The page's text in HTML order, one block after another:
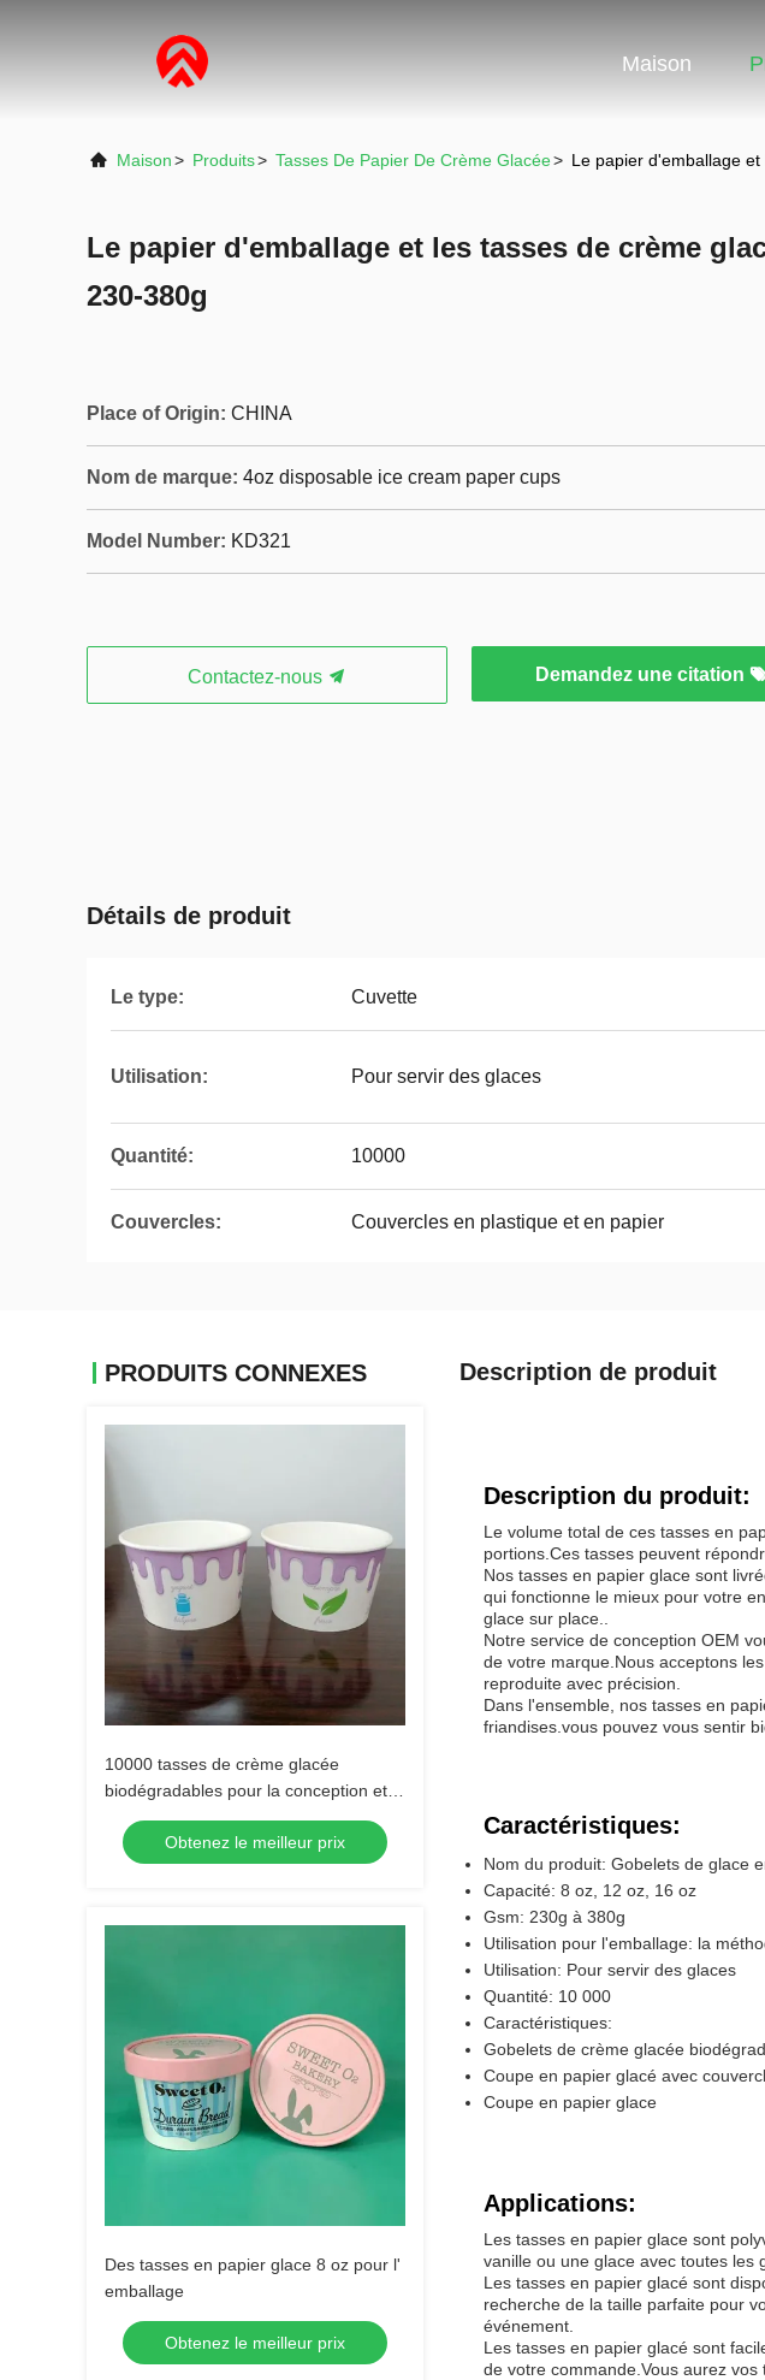
Maison
Maison> Produits> Tasses De Papier De Crème Glacée> Le papier d'emballage
Le papier d'emballage et les tasses de crème
230-380g
Place of Origin: CHINA
Nom de marque: 4oz disposable ice cream paper cups
Model Number: KD321
Contactez-nous Demandez une citation
Détails de produit
Le type: Cuvette
Utilisation: Pour servir des glaces
Quantité: 10000
Couvercles: Couvercles en plastique et en papier
PRODUITS CONNEXES
10000 tasses de crème glacée
biodégradables pour la conception et la
quantité d'Oem
Obtenez le meilleur prix
Des tasses en papier glace 8 oz pour l'
emballage
Obtenez le meilleur prix
Description de produit
Description du produit:
Le volume total de ces tasses en
portions.Ces tasses peuvent
Nos tasses en papier glace sont
qui fonctionne le mieux pour votre
glace sur place..
Notre service de conception OEM
de votre marque.Nous acceptons
reproduite avec précision.
Dans l'ensemble, nos tasses en
friandises.vous pouvez vous sentir
Caractéristiques:
Nom du produit: Gobelets de glace
Capacité: 8 oz, 12 oz, 16 oz
Gsm: 230g à 380g
Utilisation pour l'emballage: la
Utilisation: Pour servir des glaces
Quantité: 10 000
Caractéristiques:
Gobelets de crème glacée
Coupe en papier glacé avec
Coupe en papier glace
Applications:
Les tasses en papier glace sont
vanille ou une glace avec toutes les
Les tasses en papier glacé sont
recherche de la taille parfaite pour
événement.
Les tasses en papier glacé sont
de votre commande.Vous aurez vos